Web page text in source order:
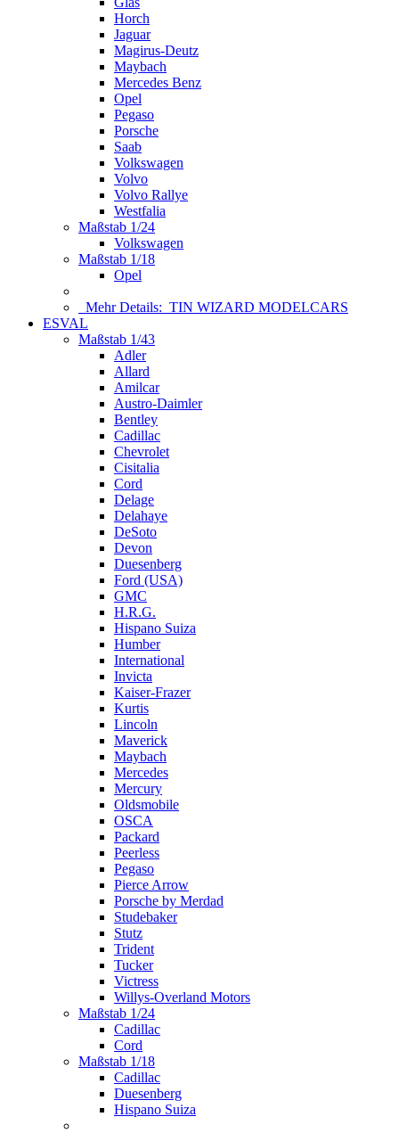
Horch
Jaguar
Magirus-Deutz
Maybach
Mercedes Benz
Opel
Pegaso
Porsche
Saab
Volkswagen
Volvo
Volvo Rallye
Westfalia
Maßstab 1/24
Volkswagen
Maßstab 1/18
Opel
Mehr Details: TIN WIZARD MODELCARS
ESVAL
Maßstab 1/43
Adler
Allard
Amilcar
Austro-Daimler
Bentley
Cadillac
Chevrolet
Cisitalia
Cord
Delage
Delahaye
DeSoto
Devon
Duesenberg
Ford (USA)
GMC
H.R.G.
Hispano Suiza
Humber
International
Invicta
Kaiser-Frazer
Kurtis
Lincoln
Maverick
Maybach
Mercedes
Mercury
Oldsmobile
OSCA
Packard
Peerless
Pegaso
Pierce Arrow
Porsche by Merdad
Studebaker
Stutz
Trident
Tucker
Victress
Willys-Overland Motors
Maßstab 1/24
Cadillac
Cord
Maßstab 1/18
Cadillac
Duesenberg
Hispano Suiza